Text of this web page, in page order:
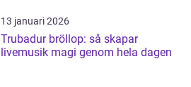
13 januari 2026
Trubadur bröllop: så skapar
livemusik magi genom hela dagen